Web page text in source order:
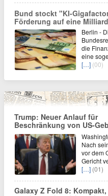
Bund stockt "KI-
Förderung auf eine
Berlin -
die
eine
[…] (00)
Trump: Neuer Anlauf für
Beschränkung von US-
Nach
vor dem
Gericht
[…] (01)
Galaxy Z Fold 8: Kompakt,